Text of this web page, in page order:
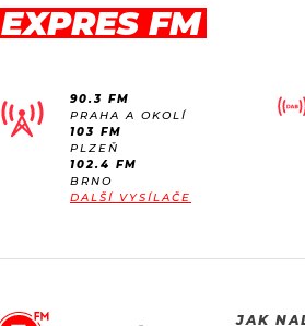
EXPRES FM
90.3 FM
PRAHA A OKOLÍ
103 FM
PLZEŇ
102.4 FM
BRNO
DALŠÍ VYSÍLAČE
JAK